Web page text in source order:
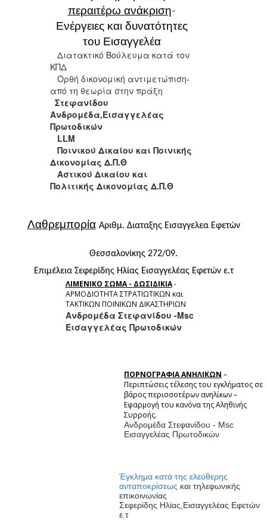
περαιτέρω ανάκριση-
Ενέργειες και δυνατότητες
του Εισαγγελέα
Διατακτικό Βούλευμα κατά τον
ΚΠΔ
Ορθή δικονομική αντιμετώπιση-
από τη θεωρία στην πράξη
Στεφανίδου
Ανδρομέδα,Εισαγγελέας
Πρωτοδικών
LLM
Ποινικού Δικαίου και Ποινικής
Δικονομίας Δ.Π.Θ
Αστικού Δικαίου και
Πολιτικής Δικονομίας Δ.Π.Θ
Λαθρεμπορία Αριθμ. Διαταξης Εισαγγελεα Εφετών
Θεσσαλονίκης 272/09.
Επιμέλεια Σεφερίδης Ηλίας Εισαγγελέας Εφετών ε.τ
ΛΙΜΕΝΙΚΟ ΣΩΜΑ - ΔΩΣΙΔΙΚΙΑ-
ΑΡΜΟΔΙΟΤΗΤΑ ΣΤΡΑΤΙΩΤΙΚΩΝ και
ΤΑΚΤΙΚΩΝ ΠΟΙΝΙΚΩΝ ΔΙΚΑΣΤΗΡΙΩΝ
Ανδρομέδα Στεφανίδου -Msc
Εισαγγελέας Πρωτοδικών
ΠΟΡΝΟΓΡΑΦΙΑ ΑΝΗΛΙΚΩΝ –
Περιπτώσεις τέλεσης του εγκλήματος σε
βάρος περισσοτέρων ανηλίκων –
Εφαρμογή του κανόνα της Αληθινής
Συρροής.
Ανδρομέδα Στεφανίδου - Msc
Εισαγγελέας Πρωτοδικών
Έγκλημα κατά της ελεύθερης
ανταποκρίσεως και τηλεφωνικής
επικοινωνίας
Σεφερίδης Ηλίας,Εισαγγελέας Εφετών
ε.τ